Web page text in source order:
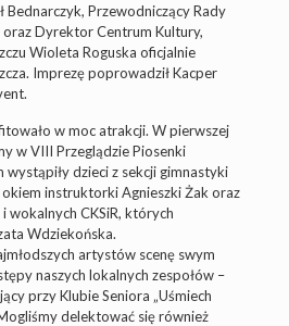
Bednarczyk, Przewodniczący Rady
Dyrektor Centrum Kultury,
Wioleta Roguska oficjalnie
Imprezę poprowadził Kacper
w moc atrakcji. W pierwszej
w VIII Przeglądzie Piosenki
dzieci z sekcji gimnastyki
instruktorki Agnieszki Żak oraz
wokalnych CKSiR, których
Wdziekońska.
artystów scenę swym
naszych lokalnych zespołów –
przy Klubie Seniora „Uśmiech
Mogliśmy delektować się również